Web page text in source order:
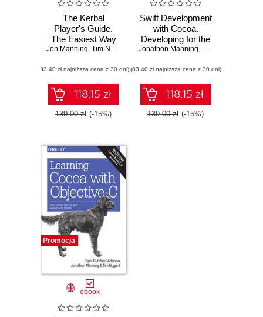
The Kerbal
Player's Guide.
The Easiest Way
to Launch a Space
Jon Manning, Tim Nugent Paul Fenwick
(83,40 zł najniższa cena z 30 dni)
118.15 zł
139.00 zł (-15%)
Swift Development
with Cocoa.
Developing for the
Mac and iOS App
Jonathon Manning, Paris Buttfield-
(83,40 zł najniższa cena z 30 dni)
118.15 zł
139.00 zł (-15%)
Promocja
ebook